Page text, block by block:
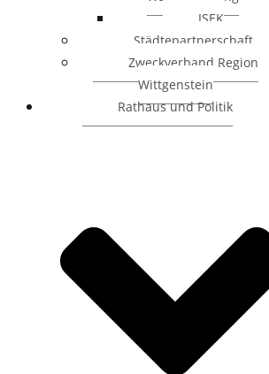
ISEK
Städtepartnerschaft
Zweckverband Region
Wittgenstein
Rathaus und Politik